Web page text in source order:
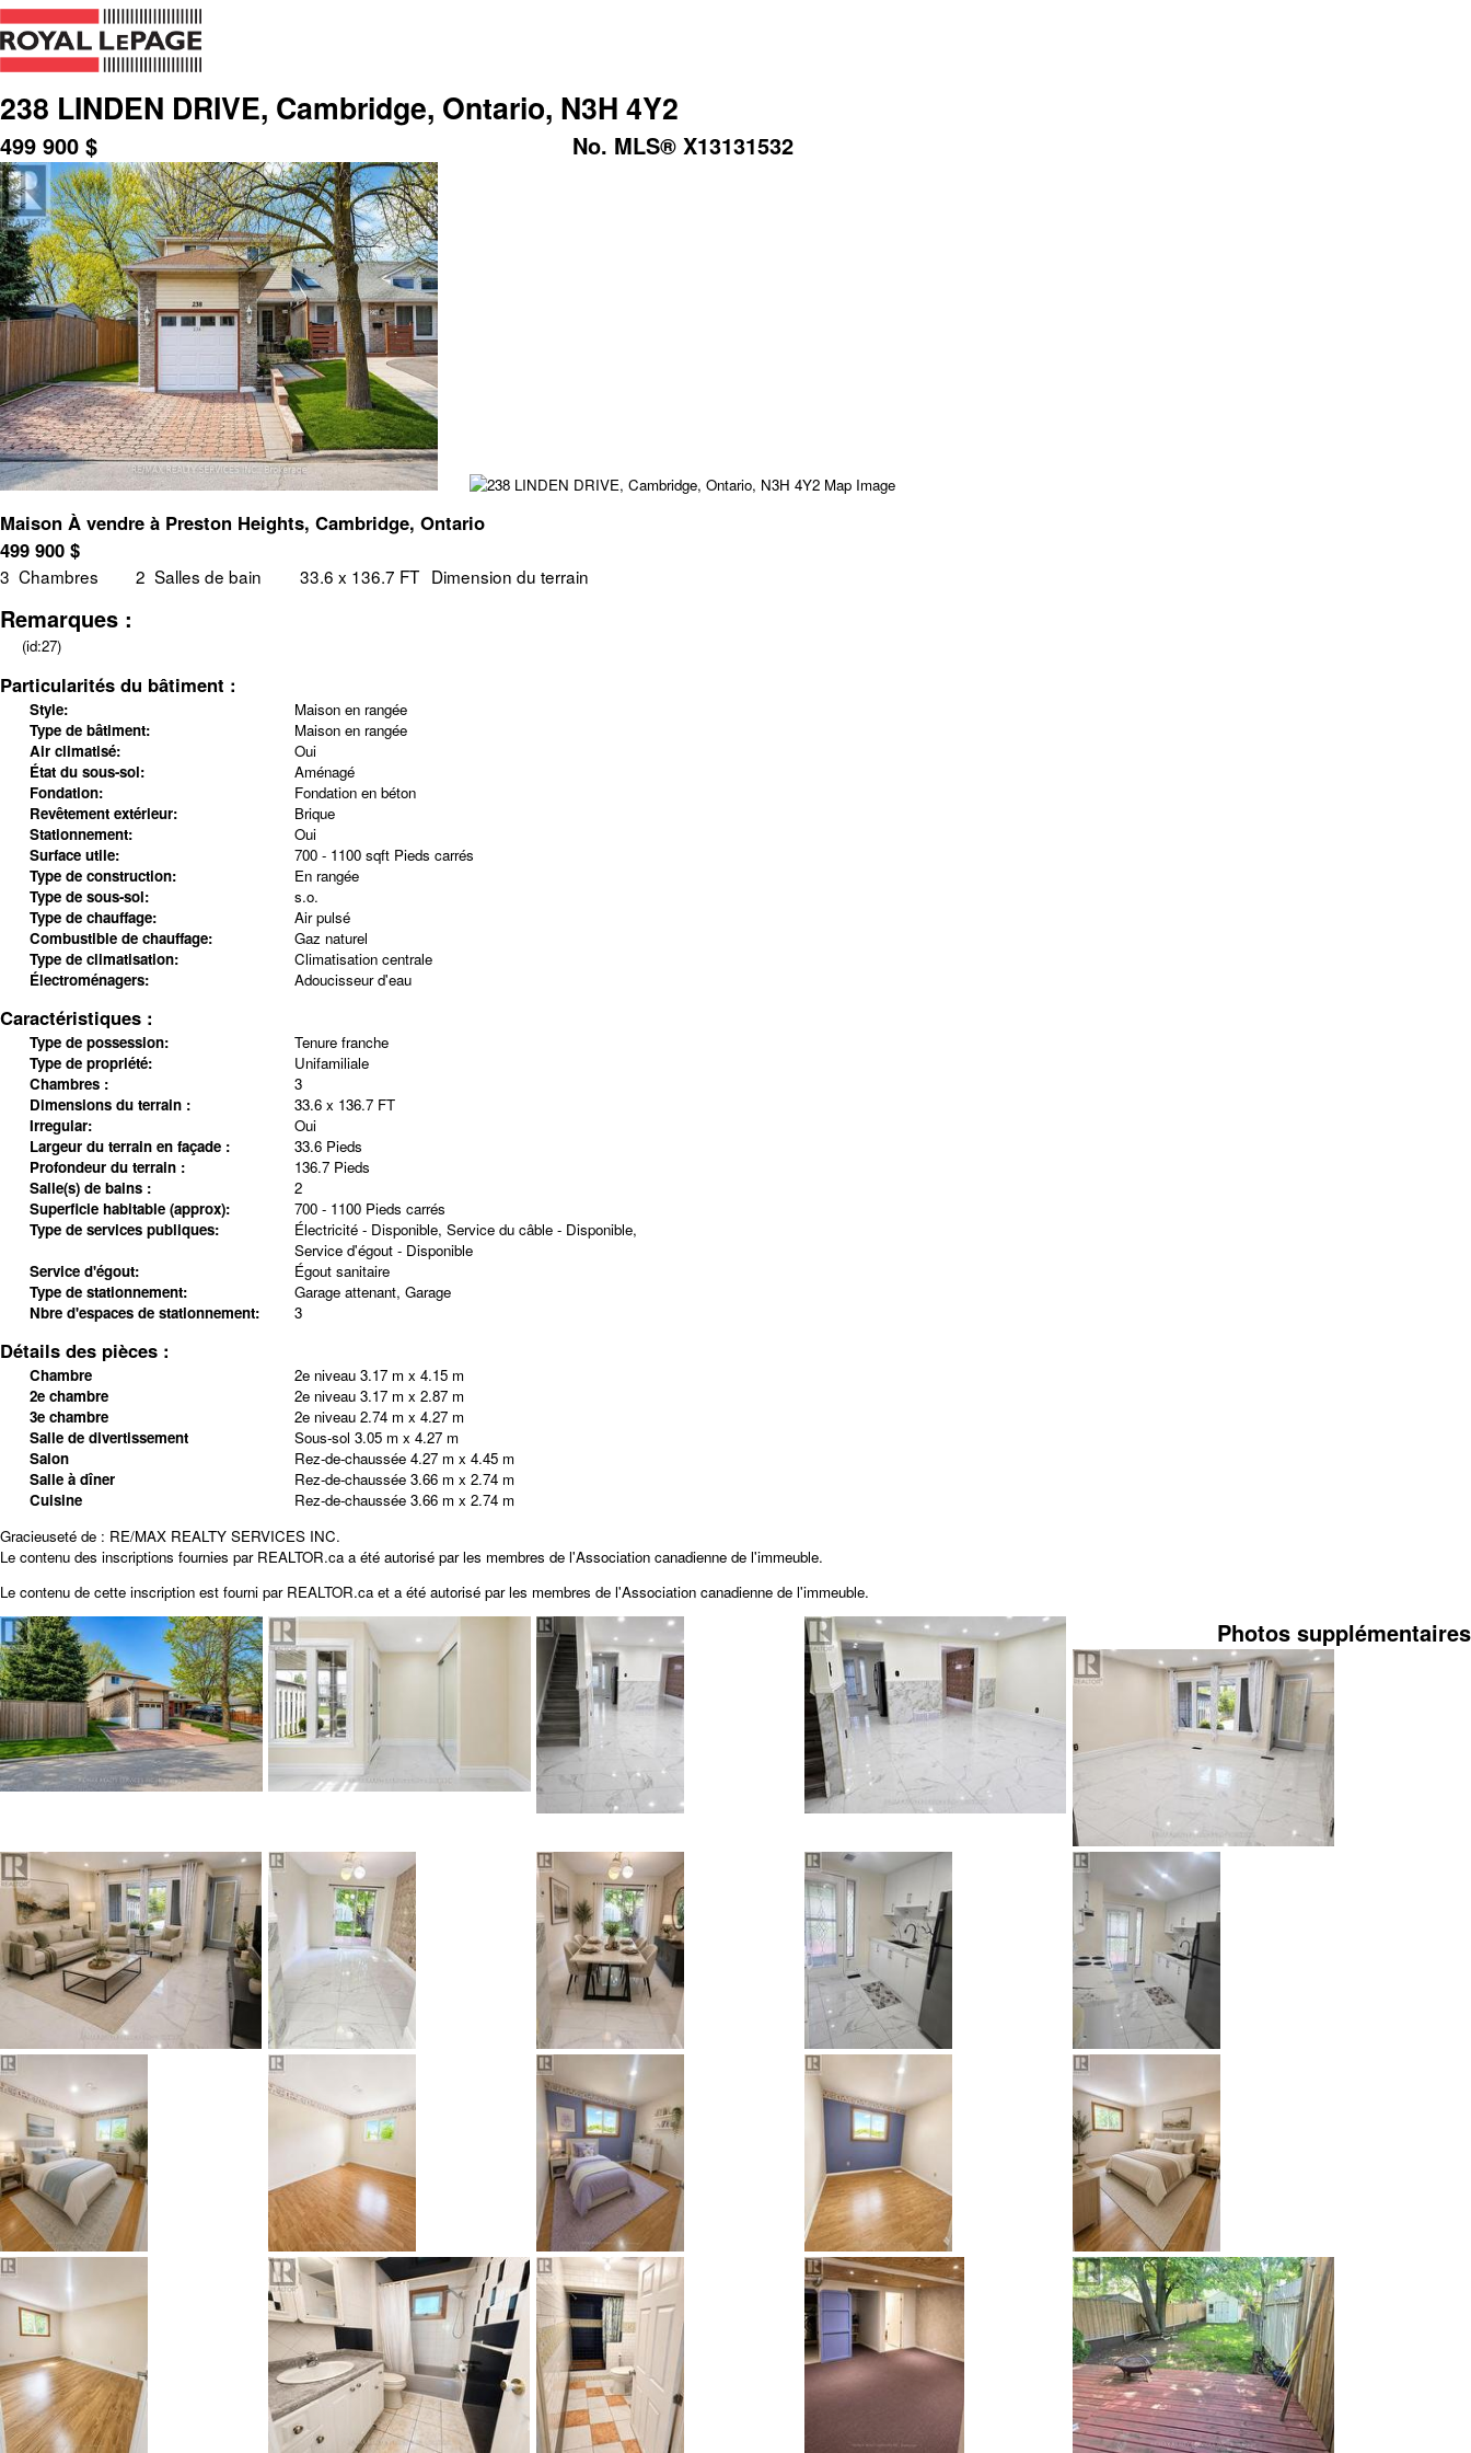
238 LINDEN DRIVE, Cambridge, Ontario, N3H 4Y2
499 900 $ No. MLS® X13131532
Maison À vendre à Preston Heights, Cambridge, Ontario
499 900 $
3 Chambres 2 Salles de bain 33.6 x 136.7 FT Dimension du terrain
Remarques :
(id:27)
Particularités du bâtiment :
Style:
Maison en rangée
Type de bâtiment:
Maison en rangée
Air climatisé:
Oui
État du sous-sol:
Aménagé
Fondation:
Fondation en béton
Revêtement extérieur:
Brique
Stationnement:
Oui
Surface utile:
700 - 1100 sqft Pieds carrés
Type de construction:
En rangée
Type de sous-sol:
s.o.
Type de chauffage:
Air pulsé
Combustible de chauffage:
Gaz naturel
Type de climatisation:
Climatisation centrale
Électroménagers:
Adoucisseur d'eau
Caractéristiques :
Type de possession:
Tenure franche
Type de propriété:
Unifamiliale
Chambres :
3
Dimensions du terrain :
33.6 x 136.7 FT
Irregular:
Oui
Largeur du terrain en façade :
33.6 Pieds
Profondeur du terrain :
136.7 Pieds
Salle(s) de bains :
2
Superficie habitable (approx):
700 - 1100 Pieds carrés
Type de services publiques:
Électricité - Disponible, Service du câble - Disponible,
Service d'égout - Disponible
Service d'égout:
Égout sanitaire
Type de stationnement:
Garage attenant, Garage
Nbre d'espaces de stationnement:
3
Détails des pièces :
Chambre 2e niveau 3.17 m x 4.15 m
2e chambre
2e niveau 3.17 m x 2.87 m
3e chambre
2e niveau 2.74 m x 4.27 m
Salle de divertissement
Sous-sol 3.05 m x 4.27 m
Salon
Rez-de-chaussée 4.27 m x 4.45 m
Salle à dîner
Rez-de-chaussée 3.66 m x 2.74 m
Cuisine
Rez-de-chaussée 3.66 m x 2.74 m
Gracieuseté de : RE/MAX REALTY SERVICES INC.
Le contenu des inscriptions fournies par REALTOR.ca a été autorisé par les membres de l'Association canadienne de l'immeuble.
Le contenu de cette inscription est fourni par REALTOR.caet a été autorisé par les membres de l'Association canadienne de l'immeuble.
Photos supplémentaires